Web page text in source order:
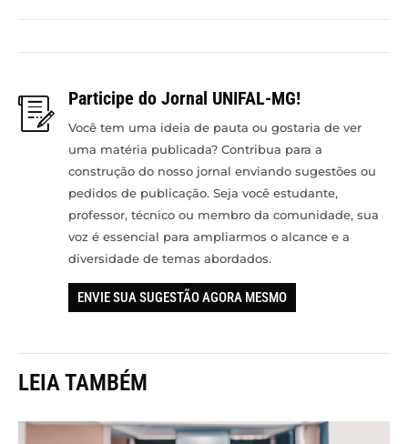
Participe do Jornal UNIFAL-MG!
Você tem uma ideia de pauta ou gostaria de ver
uma matéria publicada? Contribua para a
construção do nosso jornal enviando sugestões ou
pedidos de publicação. Seja você estudante,
professor, técnico ou membro da comunidade, sua
voz é essencial para ampliarmos o alcance e a
diversidade de temas abordados.
ENVIE SUA SUGESTÃO AGORA MESMO
LEIA TAMBÉM